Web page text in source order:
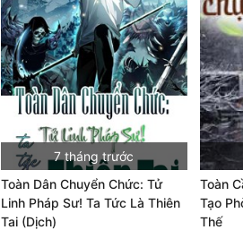
7 tháng trước
Toàn Dân Chuyển Chức: Tử
Linh Pháp Sư! Ta Tức Là Thiên
Tai (Dịch)
Toàn
Tạo
Thế